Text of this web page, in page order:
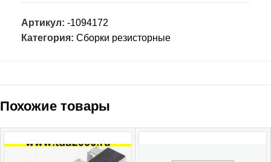
Артикул: -1094172
Категория: Сборки резисторные
Похожие товары